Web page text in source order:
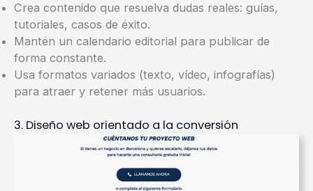
Crea contenido que resuelva dudas reales: guías,
tutoriales, casos de éxito.
Mantén un calendario editorial para publicar de
forma constante.
Usa formatos variados (texto, vídeo, infografías)
para atraer y retener más usuarios.
3. Diseño web orientado a la conversión